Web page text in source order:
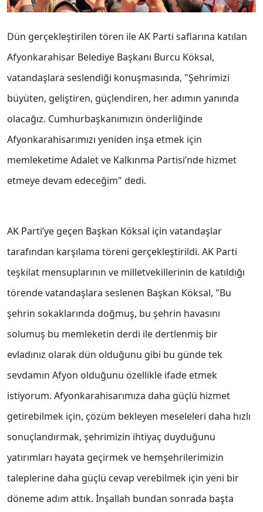
Dün gerçekleştirilen tören ile AK Parti saflarına katılan
Afyonkarahisar Belediye Başkanı Burcu Köksal,
vatandaşlara seslendiği konuşmasında, "Şehrimizi
büyüten, geliştiren, güçlendiren, her adımın yanında
olacağız. Cumhurbaşkanımızın önderliğinde
Afyonkarahisarımızı yeniden inşa etmek için
memleketime Adalet ve Kalkınma Partisi’nde hizmet
etmeye devam edeceğim" dedi.
AK Parti’ye geçen Başkan Köksal için vatandaşlar
tarafından karşılama töreni gerçekleştirildi. AK Parti
teşkilat mensuplarının ve milletvekillerinin de katıldığı
törende vatandaşlara seslenen Başkan Köksal, "Bu
şehrin sokaklarında doğmuş, bu şehrin havasını
solumuş bu memleketin derdi ile dertlenmiş bir
evladınız olarak dün olduğunu gibi bu günde tek
sevdamın Afyon olduğunu özellikle ifade etmek
istiyorum. Afyonkarahisarımıza daha güçlü hizmet
getirebilmek için, çözüm bekleyen meseleleri daha hızlı
sonuçlandırmak, şehrimizin ihtiyaç duyduğunu
yatırımları hayata geçirmek ve hemşehrilerimizin
taleplerine daha güçlü cevap verebilmek için yeni bir
döneme adım attık. İnşallah bundan sonrada başta